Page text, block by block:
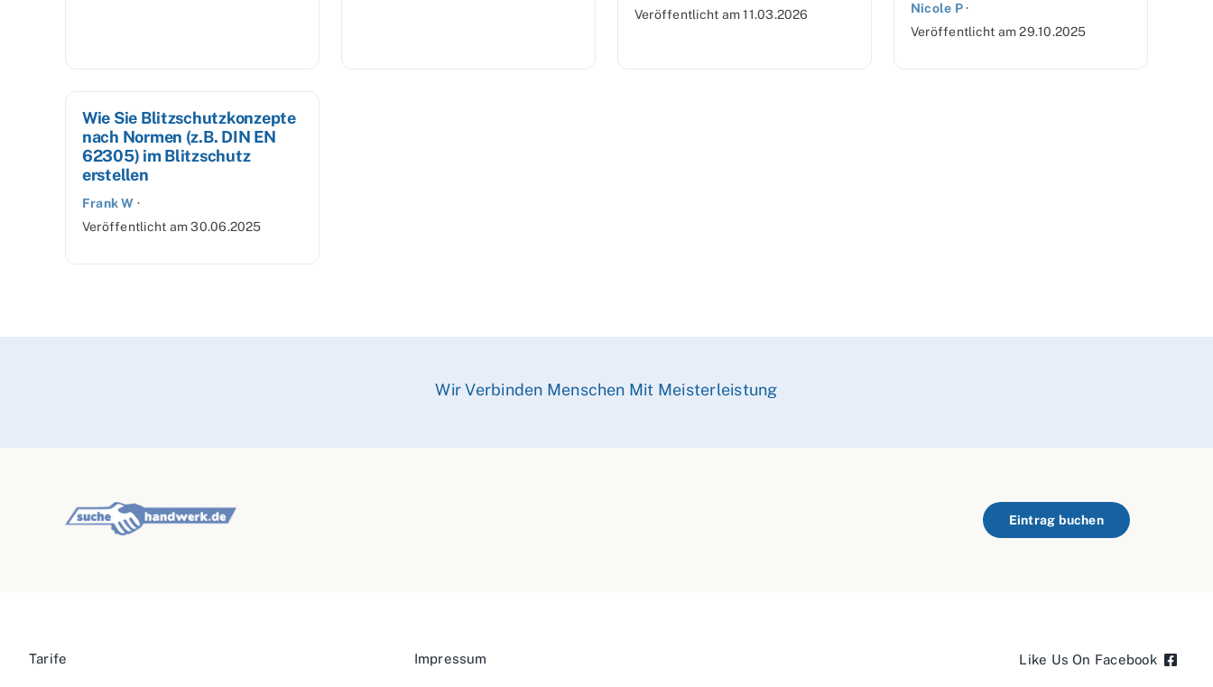
Veröffentlicht am11.03.2026 Nicole P·
Veröffentlicht am29.10.2025
Wie Sie Blitzschutzkonzepte
nach Normen (z.B. DIN EN
62305) im Blitzschutz
erstellen
Frank W ·
Veröffentlicht am30.06.2025
Wir Verbinden Menschen Mit Meisterleistung
Eintrag buchen
Tarife Impressum Like Us On Facebook